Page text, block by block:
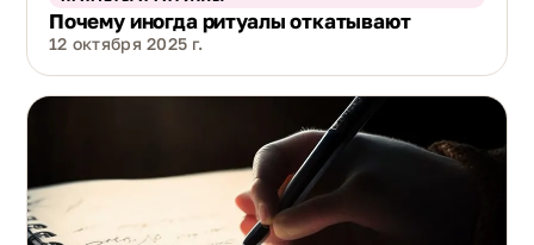
Почему иногда ритуалы откатывают
12 октября 2025 г.